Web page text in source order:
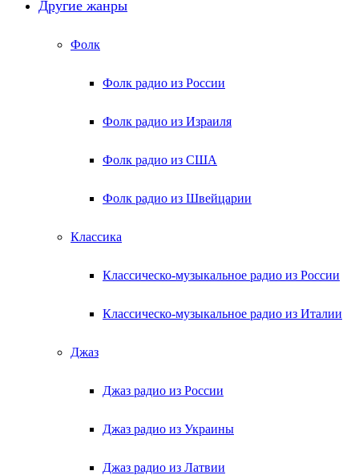
Другие жанры
Фолк
Фолк радио из России
Фолк радио из Израиля
Фолк радио из США
Фолк радио из Швейцарии
Классика
Классическо-музыкальное радио из России
Классическо-музыкальное радио из Италии
Джаз
Джаз радио из России
Джаз радио из Украины
Джаз радио из Латвии